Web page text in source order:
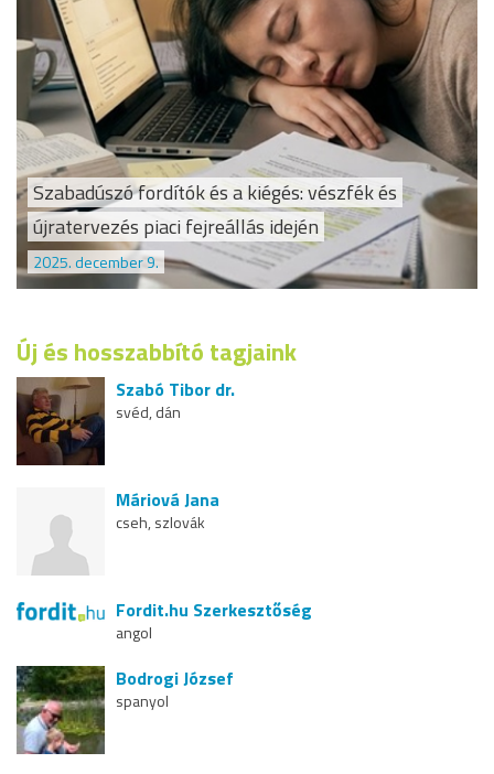
Szabadúszó fordítók és a kiégés: vészfék és
újratervezés piaci fejreállás idején
2025. december 9.
Új és hosszabbító tagjaink
Szabó Tibor dr.
svéd, dán
Máriová Jana
cseh, szlovák
Fordit.hu Szerkesztőség
angol
Bodrogi József
spanyol